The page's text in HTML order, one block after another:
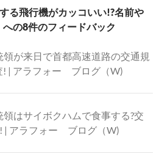
る飛行機がカッコいい!?名前や
の8件のフィードバック
領が来日で首都高速道路の交通規
! | アラフォー ブログ（W)
領はサイボクハムで食事する?交
| アラフォー ブログ（W)